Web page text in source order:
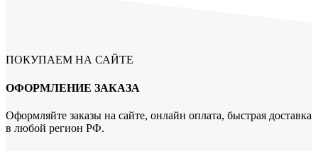
ПОКУПАЕМ НА САЙТЕ
ОФОРМЛЕНИЕ ЗАКАЗА
Оформляйте заказы на сайте, онлайн оплата, быстрая доставка
в любой регион РФ.